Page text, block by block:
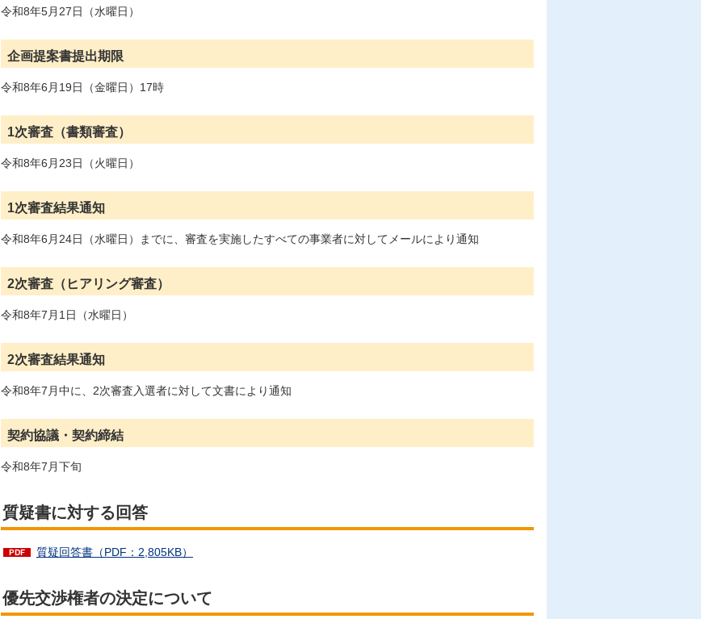
令和8年5月27日（水曜日）
企画提案書提出期限
令和8年6月19日（金曜日）17時
1次審査（書類審査）
令和8年6月23日（火曜日）
1次審査結果通知
令和8年6月24日（水曜日）までに、審査を実施したすべての事業者に対してメールにより通知
2次審査（ヒアリング審査）
令和8年7月1日（水曜日）
2次審査結果通知
令和8年7月中に、2次審査入選者に対して文書により通知
契約協議・契約締結
令和8年7月下旬
質疑書に対する回答
質疑回答書（PDF：2,805KB）
優先交渉権者の決定について